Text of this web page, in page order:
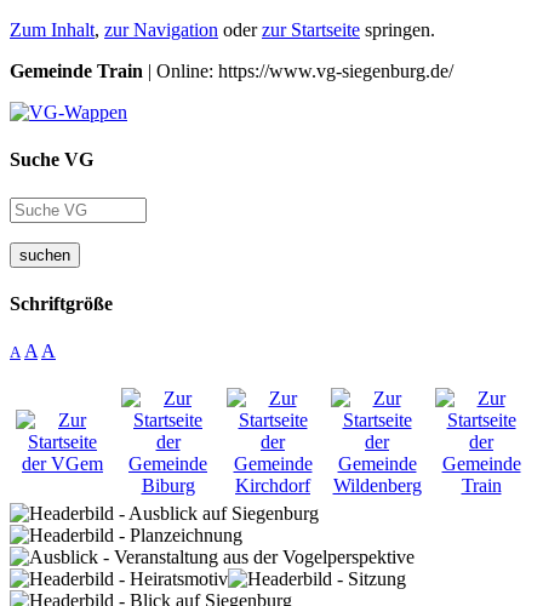
Zum Inhalt, zur Navigation oderzur Startseite springen.
Gemeinde Train | Online: https://www.vg-siegenburg.de/
Suche VG
suchen
Schriftgröße
A A A